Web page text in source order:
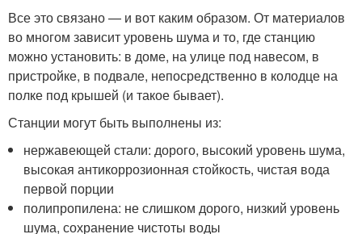
Все это связано — и вот каким образом. От материалов
во многом зависит уровень шума и то, где станцию
можно установить: в доме, на улице под навесом, в
пристройке, в подвале, непосредственно в колодце на
полке под крышей (и такое бывает).
Станции могут быть выполнены из:
нержавеющей стали: дорого, высокий уровень шума,
высокая антикоррозионная стойкость, чистая вода
первой порции
полипропилена: не слишком дорого, низкий уровень
шума, сохранение чистоты воды